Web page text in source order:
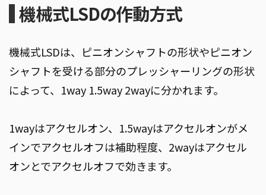
機械式LSDの作動方式
機械式LSDは、ピニオンシャフトの形状やピニオン
シャフトを受ける部分のプレッシャーリングの形状
によって、1way 1.5way 2wayに分かれます。
1wayはアクセルオン、1.5wayはアクセルオンがメ
インでアクセルオフは補助程度、2wayはアクセル
オンとでアクセルオフで効きます。